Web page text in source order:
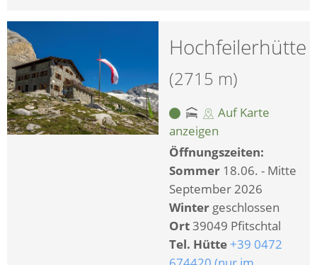
Hochfeilerhütte
(2715 m)
Auf Karte
anzeigen
Öffnungszeiten:
Sommer 18.06. - Mitte
September 2026
Winter geschlossen
Ort39049 Pfitschtal
Tel. Hütte +39 0472